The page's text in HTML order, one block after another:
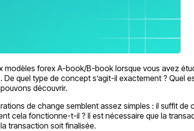
forex A-book/B-book lorsque vous avez
quel type de concept s’agit-il exactement ? Quel
découvrir.
de change semblent assez simples : il suffit
cela fonctionne-t-il ? Il est nécessaire que la
transaction soit finalisée.